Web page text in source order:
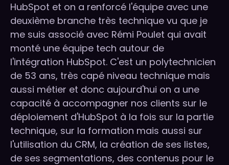
HubSpot et on a renforcé l'équipe avec une
deuxième branche très technique vu que je
me suis associé avec Rémi Poulet qui avait
monté une équipe tech autour de
l'intégration HubSpot. C'est un polytechnicien
de 53 ans, très capé niveau technique mais
aussi métier et donc aujourd'hui on a une
capacité à accompagner nos clients sur le
déploiement d'HubSpot à la fois sur la partie
technique, sur la formation mais aussi sur
l'utilisation du CRM, la création de ses listes,
de ses segmentations, des contenus pour le